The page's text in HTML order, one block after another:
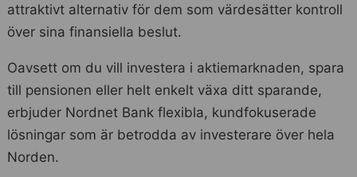
attraktivt alternativ för dem som värdesätter kontroll
över sina finansiella beslut.
Oavsett om du vill investera i aktiemarknaden, spara
till pensionen eller helt enkelt växa ditt sparande,
erbjuder Nordnet Bank flexibla, kundfokuserade
lösningar som är betrodda av investerare över hela
Norden.